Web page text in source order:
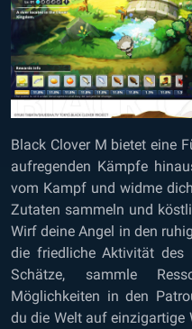
Black Clover M bietet eine
aufregenden Kämpfe
vom Kampf und widme
Zutaten sammeln und
Wirf deine Angel in den
die friedliche Aktivität des
Schätze, sammle
Möglichkeiten in den
du die Welt auf einzigartige